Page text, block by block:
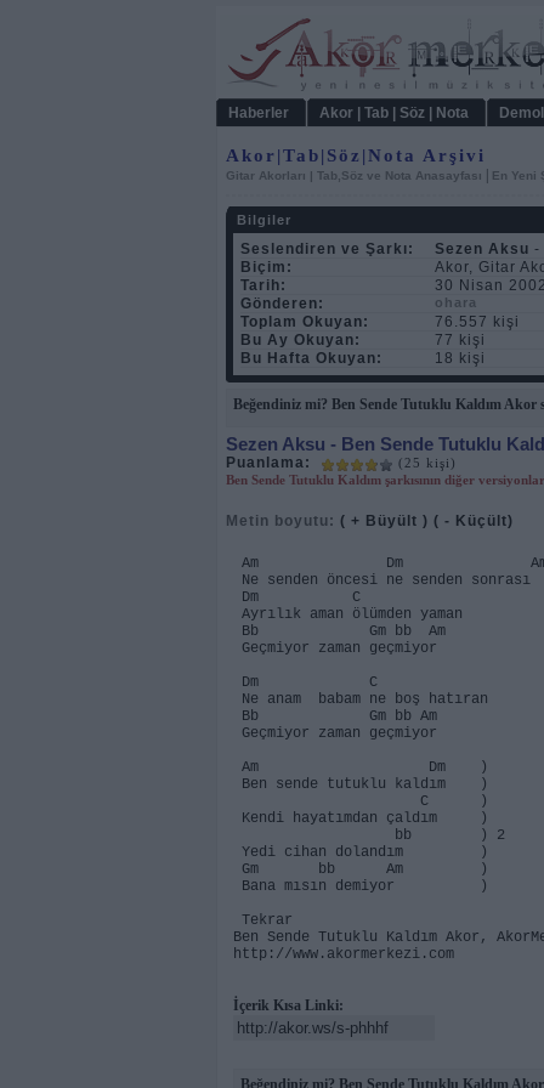
Haberler Akor | Tab | Söz | Nota
Akor|Tab|Söz|Nota Arşivi
Gitar Akorları | Tab,Söz ve Nota Anasayfası En Yeni
Bilgiler
Seslendiren ve Şarkı: Sezen Aksu -
Biçim:
Akor, Gitar
Tarih:
30 Nisan
Gönderen:
ohara
Toplam Okuyan:
76.557 kişi
Bu Ay Okuyan:
77 kişi
Bu Hafta Okuyan:
18 kişi
Beğendiniz mi? Ben Sende Tutuklu Kaldım Akor
Sezen Aksu - Ben Sende Tutuklu
Puanlama:
(25 kişi)
Ben Sende Tutuklu Kaldım şarkısının diğer
Metin boyutu: ( + Büyült ) ( - Küçült)
Am Dm
Ne senden öncesi ne senden sonrası
Dm C
Ayrılık aman ölümden yaman
Bb Gm bb Am
Geçmiyor zaman geçmiyor
Dm C
Ne anam babam ne boş hatıran
Bb Gm bb Am
Geçmiyor zaman geçmiyor
Am Dm )
Ben sende tutuklu kaldım )
C )
Kendi hayatımdan çaldım )
bb ) 2
Yedi cihan dolandım )
Gm bb Am )
Bana mısın demiyor )
Tekrar
Ben Sende Tutuklu Kaldım Akor,
http://www.akormerkezi.com
İçerik Kısa Linki:
Beğendiniz mi? Ben Sende Tutuklu Kaldım Akor